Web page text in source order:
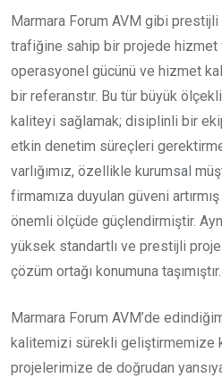
Marmara Forum AVM gibi
trafiğine sahip bir projede hizmet
operasyonel gücünü ve hizmet
bir referanstır. Bu tür büyük
kaliteyi sağlamak; disiplinli bir
etkin denetim süreçleri
varlığımız, özellikle kurumsal
firmamıza duyulan güveni
önemli ölçüde güçlendirmiştir.
yüksek standartlı ve prestijli
çözüm ortağı konumuna taşımıştır.
Marmara Forum AVM’de
kalitemizi sürekli geliştirmemize
projelerimize de doğrudan